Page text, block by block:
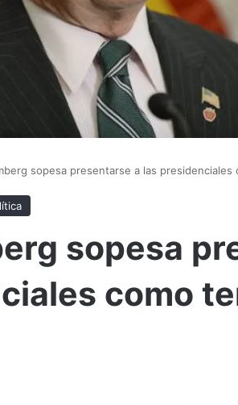
sopesa presentarse a las
sopesa
como